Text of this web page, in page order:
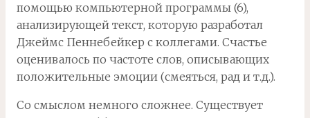
помощью компьютерной программы (6),
анализирующей текст, которую разработал
Джеймс Пеннебейкер с коллегами. Счастье
оценивалось по частоте слов, описывающих
положительные эмоции (смеяться, рад и т.д.).
Со смыслом немного сложнее. Существует